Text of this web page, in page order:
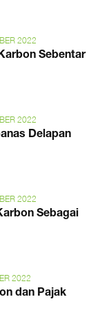
2022
Sebentar
2022
Delapan
2022
Sebagai
2022
dan Pajak